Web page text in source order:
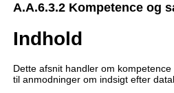
A.A.6.3.2 Kompetence og
Indhold
Dette afsnit handler om
til anmodninger om indsigt efter